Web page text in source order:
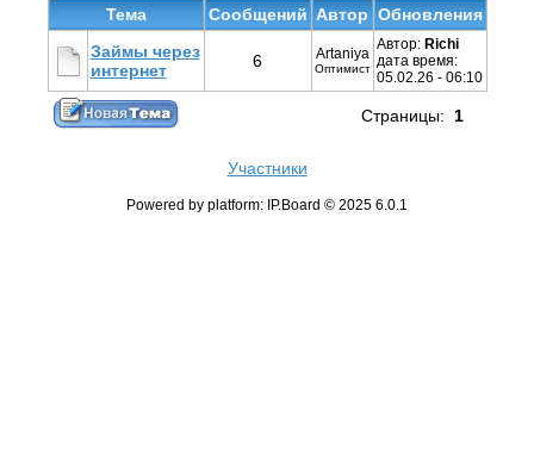
Тема
Cообщений Автор Обновления
Займы через
интернет
6 Artaniya
Оптимист
Автор: Richi
дата время:
05.02.26 - 06:10
Страницы: 1
Участники
Powered by platform: IP.Board © 2025 6.0.1